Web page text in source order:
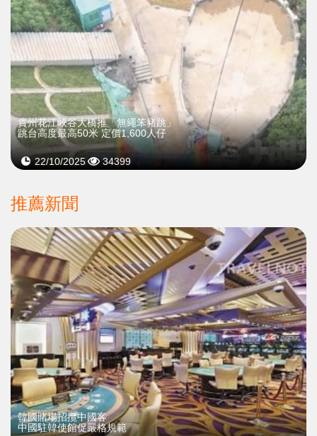
貴州花江峽谷大橋推「無繩笨豬跳」
跳台高度最高50米 定價1,600人仔
22/10/2025 34399
推薦新聞
韓國賭場招攬中國客
中國駐韓使館促嚴格規範